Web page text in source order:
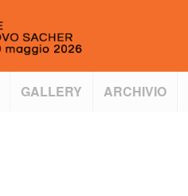
GALLERY ARCHIVIO